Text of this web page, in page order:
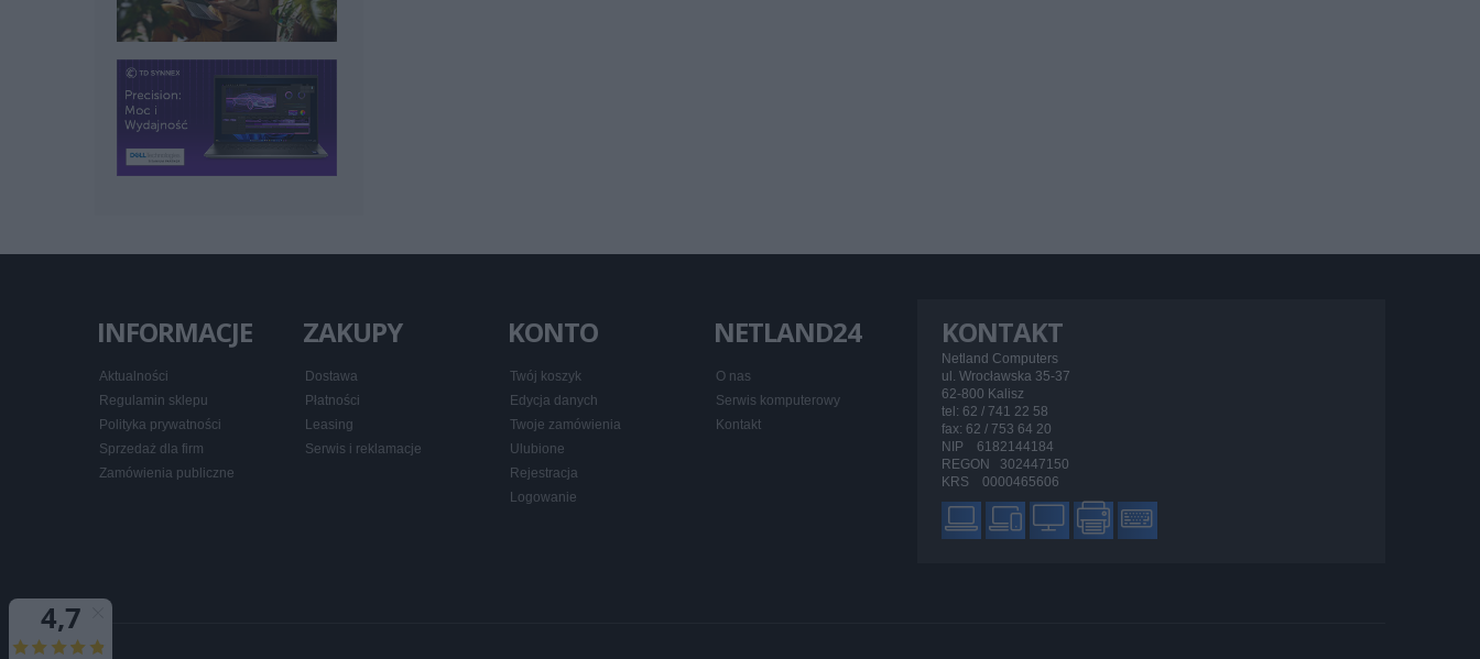
KONTAKT
Netland Computers
ul. Wrocławska 35-37
62-800 Kalisz
tel: 62 / 741 22 58
fax: 62 / 753 64 20
NIP 6182144184
REGON 302447150
KRS 0000465606
INFORMACJE
Aktualności
Regulamin sklepu
Polityka prywatności
Sprzedaż dla firm
Zamówienia publiczne
ZAKUPY
Dostawa
Płatności
Leasing
Serwis i reklamacje
KONTO
Twój koszyk
Edycja danych
Twoje zamówienia
Ulubione
Rejestracja
Logowanie
NETLAND24
O nas
Serwis komputerowy
Kontakt